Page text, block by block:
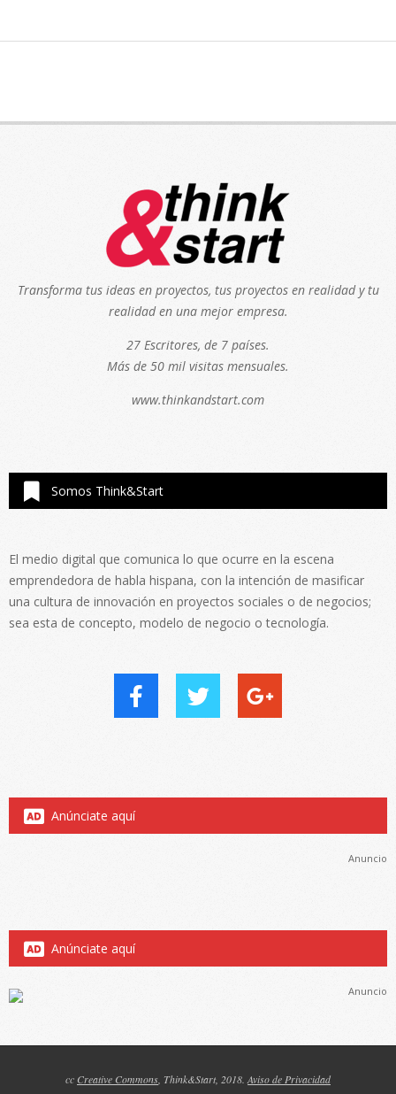
Transforma tus ideas en proyectos, tus proyectos en realidad y tu
realidad en una mejor empresa.
27 Escritores, de 7 países.
Más de 50 mil visitas mensuales.
www.thinkandstart.com
Somos Think&Start
El medio digital que comunica lo que ocurre en la escena
emprendedora de habla hispana, con la intención de masificar
una cultura de innovación en proyectos sociales o de negocios;
sea esta de concepto, modelo de negocio o tecnología.
Anúnciate aquí
Anuncio
Anúnciate aquí
Anuncio
cc Creative Commons , Think&Start, 2018. Aviso de Privacidad